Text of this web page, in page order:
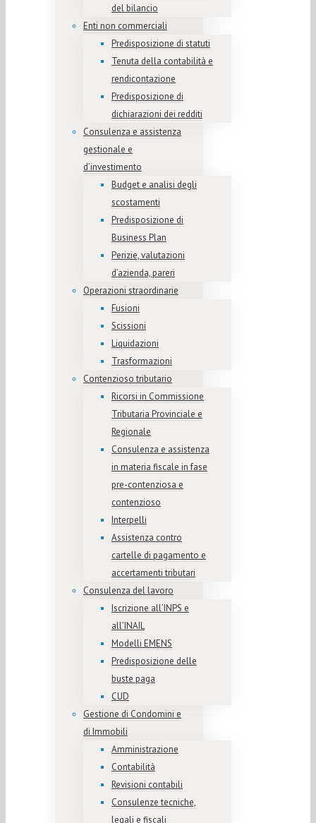
del bilancio
Enti non commerciali
Predisposizione di statuti
Tenuta della contabilità e
rendicontazione
Predisposizione di
dichiarazioni dei redditi
Consulenza e assistenza
gestionale e
d’investimento
Budget e analisi degli
scostamenti
Predisposizione di
Business Plan
Perizie, valutazioni
d’azienda, pareri
Operazioni straordinarie
Fusioni
Scissioni
Liquidazioni
Trasformazioni
Contenzioso tributario
Ricorsi in Commissione
Tributaria Provinciale e
Regionale
Consulenza e assistenza
in materia fiscale in fase
pre-contenziosa e
contenzioso
Interpelli
Assistenza contro
cartelle di pagamento e
accertamenti tributari
Consulenza del lavoro
Iscrizione all’INPS e
all’INAIL
Modelli EMENS
Predisposizione delle
buste paga
CUD
Gestione di Condomini e
di Immobili
Amministrazione
Contabilità
Revisioni contabili
Consulenze tecniche,
legali e fiscali